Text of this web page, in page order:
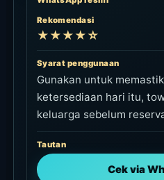
Rekomendasi
★★★★☆
Syarat penggunaan
Gunakan untuk
ketersediaan hari itu,
keluarga sebelum
Tautan
Cek via